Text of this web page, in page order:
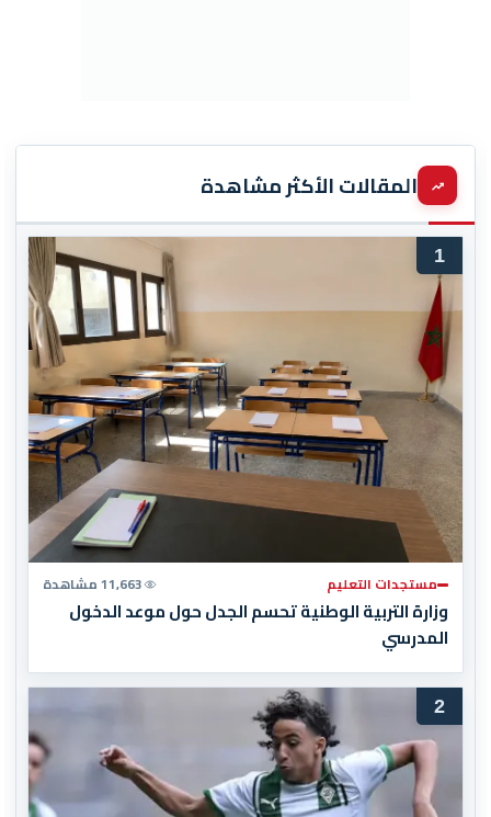
المقالات الأكثر مشاهدة
1
مستجدات التعليم 11,663 مشاهدة
وزارة التربية الوطنية تحسم الجدل حول موعد الدخول
المدرسي
2